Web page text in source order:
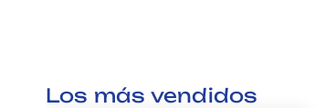
Los más vendidos